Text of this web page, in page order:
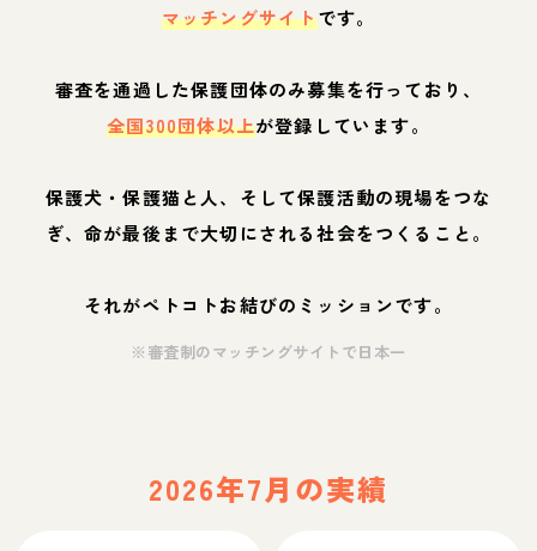
マッチングサイトです。
審査を通過した保護団体のみ募集を行っており、
全国300団体以上が登録しています。
保護犬・保護猫と人、そして保護活動の現場をつな
ぎ、命が最後まで大切にされる社会をつくること。
それがペトコトお結びのミッションです。
※審査制のマッチングサイトで日本一
2026年7月の実績